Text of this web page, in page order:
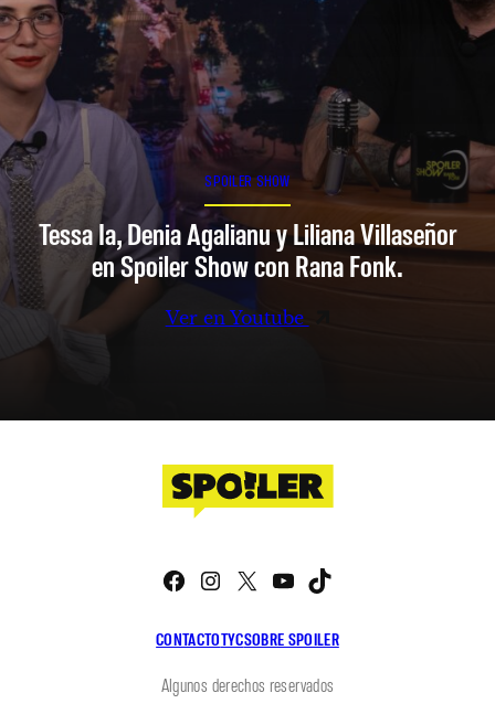
SPOILER SHOW
Tessa Ia, Denia Agalianu y Liliana Villaseñor
en Spoiler Show con Rana Fonk.
Ver en Youtube
CONTACTOTYCSOBRE SPOILER
Facebook
Instagram
X YouTube
Algunos derechos reservados